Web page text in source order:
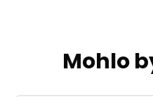
Mohlo